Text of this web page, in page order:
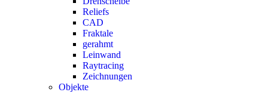
Reliefs
CAD
Fraktale
gerahmt
Leinwand
Raytracing
Zeichnungen
Objekte